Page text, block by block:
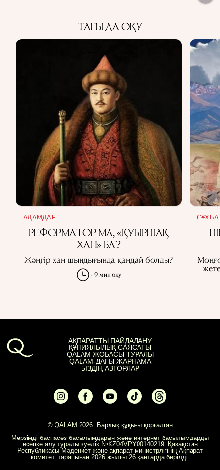
ТАҒЫ ДА ОҚУ
АДАМДАР
РЕФОРМАТОР МА, «ҚУЫРШАҚ
ХАН» БА?
Жәңгір хан шындығында қандай болды?
~ 9 мин оқу
АҚПАРАТТЫ ПАЙДАЛАНУ
ҚҰПИЯЛЫЛЫҚ САЯСАТЫ
QALAM ЖОБАСЫ ТУРАЛЫ
QALAM-ДАҒЫ ЖАРНАМА
БІЗДІҢ АВТОРЛАР
© QALAM 2026. Барлық құқығы қорғалған
Мерзімді баспасөз басылымдарын және интернет басылымдарды
есепке алу туралы куәлік №KZ04VPY00140219. Қазақстан
Республикасы Мәдениет және ақпарат министрлігінің Ақпарат
комитеті тарапынан 2026 жылғы 26 қаңтарда берілді.